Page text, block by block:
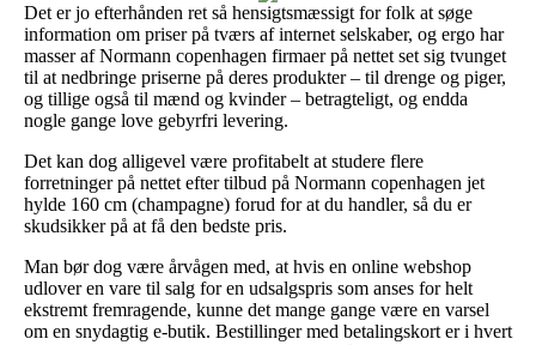
Det er jo efterhånden ret så hensigtsmæssigt for folk at søge
information om priser på tværs af internet selskaber, og ergo har
masser af Normann copenhagen firmaer på nettet set sig tvunget
til at nedbringe priserne på deres produkter – til drenge og piger,
og tillige også til mænd og kvinder – betragteligt, og endda
nogle gange love gebyrfri levering.
Det kan dog alligevel være profitabelt at studere flere
forretninger på nettet efter tilbud på Normann copenhagen jet
hylde 160 cm (champagne) forud for at du handler, så du er
skudsikker på at få den bedste pris.
Man bør dog være årvågen med, at hvis en online webshop
udlover en vare til salg for en udsalgspris som anses for helt
ekstremt fremragende, kunne det mange gange være en varsel
om en snydagtig e-butik. Bestillinger med betalingskort er i hvert